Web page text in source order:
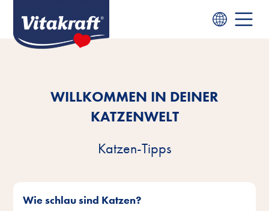
WILLKOMMEN IN DEINER
KATZENWELT
Katzen-Tipps
Wie schlau sind Katzen?